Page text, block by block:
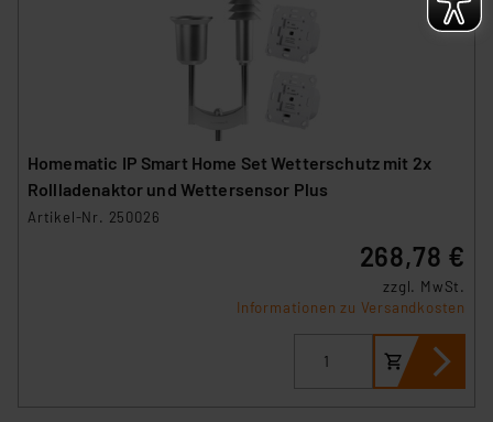
Homematic IP Smart Home Set Wetterschutz mit 2x
Rollladenaktor und Wettersensor Plus
Artikel-Nr. 250026
268,78 €
zzgl. MwSt.
Informationen zu Versandkosten